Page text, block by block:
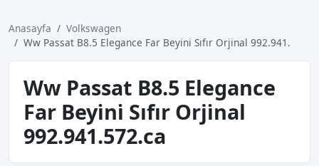
Anasayfa
Volkswagen
Ww Passat B8.5 Elegance Far Beyi̇ni̇ Sıfır Orji̇nal 992.941.
Ww Passat B8.5 Elegance
Far Beyi̇ni̇ Sıfır Orji̇nal
992.941.572.ca